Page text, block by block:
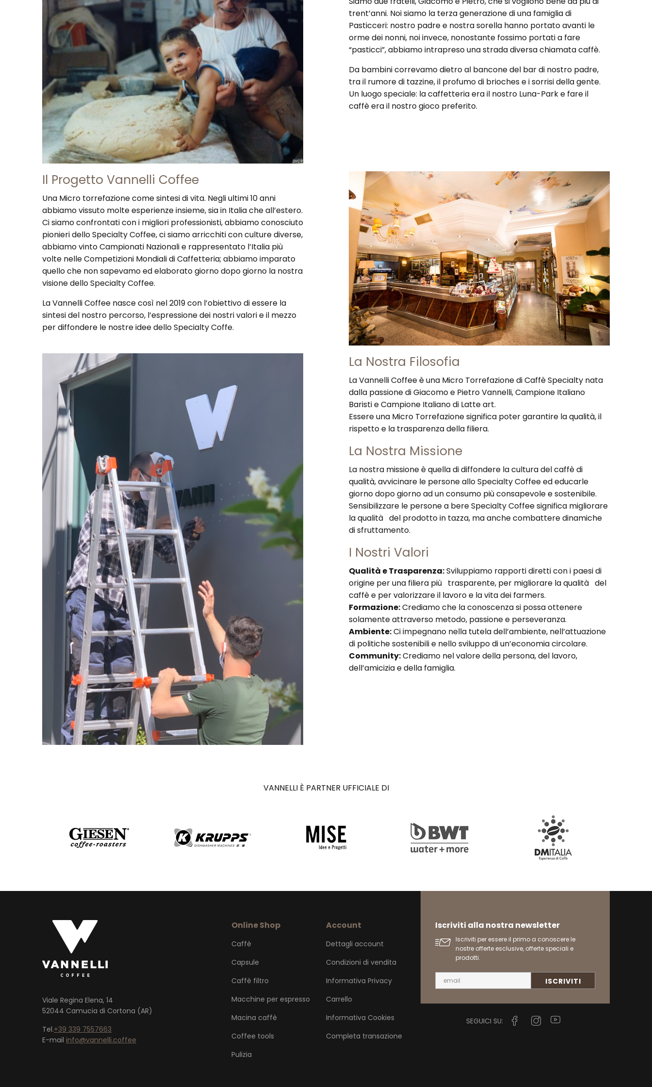
trent’anni. Noi siamo la terza generazione di una famiglia di
Pasticceri: nostro padre e nostra sorella hanno portato avanti le
orme dei nonni, noi invece, nonostante fossimo portati a fare
“pasticci”, abbiamo intrapreso una strada diversa chiamata caffè.
Da bambini correvamo dietro al bancone del bar di nostro padre,
tra il rumore di tazzine, il profumo di brioches e i sorrisi della gente.
Un luogo speciale: la caffetteria era il nostro Luna-Park e fare il
caffè era il nostro gioco preferito.
Il Progetto Vannelli Coffee
Una Micro torrefazione come sintesi di vita. Negli ultimi 10 anni
abbiamo vissuto molte esperienze insieme, sia in Italia che all’estero.
Ci siamo confrontati con i migliori professionisti, abbiamo conosciuto
pionieri dello Specialty Coffee, ci siamo arricchiti con culture diverse,
abbiamo vinto Campionati Nazionali e rappresentato l’Italia più
volte nelle Competizioni Mondiali di Caffetteria; abbiamo imparato
quello che non sapevamo ed elaborato giorno dopo giorno la nostra
visione dello Specialty Coffee.
La Vannelli Coffee nasce così nel 2019 con l’obiettivo di essere la
sintesi del nostro percorso, l’espressione dei nostri valori e il mezzo
per diffondere le nostre idee dello Specialty Coffe.
La Nostra Filosofia
La Vannelli Coffee è una Micro Torrefazione di Caffè Specialty nata
dalla passione di Giacomo e Pietro Vannelli, Campione Italiano
Baristi e Campione Italiano di Latte art.
Essere una Micro Torrefazione significa poter garantire la qualità, il
rispetto e la trasparenza della filiera.
La Nostra Missione
La nostra missione è quella di diffondere la cultura del caffè di
qualità, avvicinare le persone allo Specialty Coffee ed educarle
giorno dopo giorno ad un consumo più consapevole e sostenibile.
Sensibilizzare le persone a bere Specialty Coffee significa migliorare
la qualità del prodotto in tazza, ma anche combattere dinamiche
di sfruttamento.
I Nostri Valori
Qualità e Trasparenza:Sviluppiamo rapporti diretti con i paesi di
origine per una filiera più trasparente, per migliorare la qualità del
caffè e per valorizzare il lavoro e la vita dei farmers.
Formazione:Crediamo che la conoscenza si possa ottenere
solamente attraverso metodo, passione e perseveranza.
Ambiente:Ci impegnano nella tutela dell’ambiente, nell’attuazione
di politiche sostenibili e nello sviluppo di un’economia circolare.
Community:Crediamo nel valore della persona, del lavoro,
dell’amicizia e della famiglia.
VANNELLI È PARTNER UFFICIALE DI
Viale Regina Elena, 14
52044 Camucia di Cortona (AR)
Tel.+39 339 7557663
E-mail info@vannelli.coffee
Online Shop
Caffè
Capsule
Caffè filtro
Macchine per espresso
Macina caffè
Coffee tools
Pulizia
Account
Dettagli account
Condizioni di vendita
Informativa Privacy
Carrello
Informativa Cookies
Completa transazione
Iscriviti alla nostra newsletter
Iscriviti per essere il primo a conoscere le
nostre offerte esclusive, offerte speciali e
prodotti.
SEGUICI SU: